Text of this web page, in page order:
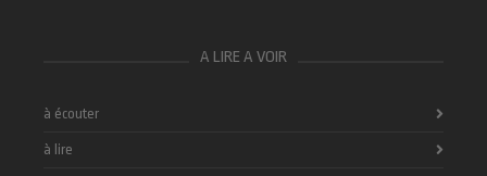
A LIRE A VOIR
à écouter
à lire